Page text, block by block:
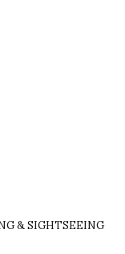
& SIGHTSEEING